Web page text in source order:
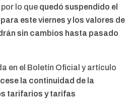
lo que quedó suspendido el
este viernes y los valores de
sin cambios hasta pasado
en el Boletín Oficial y artículo
la continuidad de la
tarifarios y tarifas